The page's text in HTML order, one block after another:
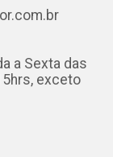
a Sexta das
exceto